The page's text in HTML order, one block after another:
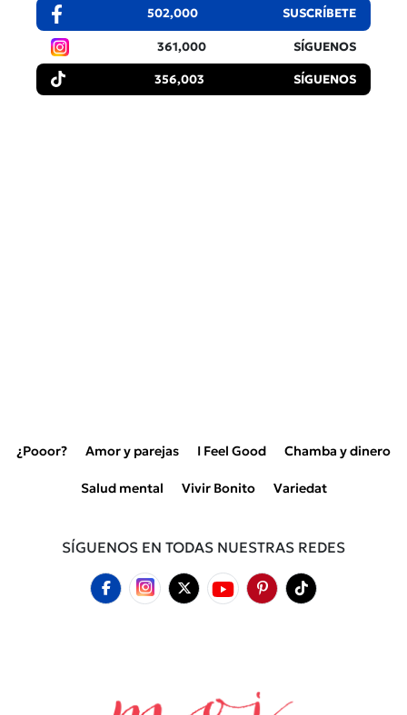
502,000 SUSCRÍBETE
361,000 SÍGUENOS
356,003 SÍGUENOS
¿Pooor? Amor y parejas I Feel Good Chamba y dinero
Salud mental Vivir Bonito Variedat
SÍGUENOS EN TODAS NUESTRAS REDES